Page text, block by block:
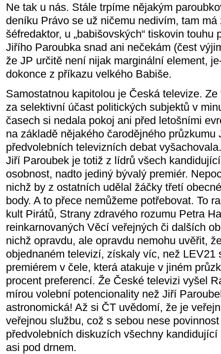
Ne tak u nás. Stále trpíme nějakým
deníku Právo se už ničemu nedivím, tam
šéfredaktor, u „babišovských“ tiskovin touhu
Jiřího Paroubka snad ani nečekám (čest
že JP určitě není nijak marginální element,
dokonce z příkazu velkého Babiše.
Samostatnou kapitolou je Česká televize.
za selektivní účast politických subjektů v
časech si nedala pokoj ani před letošními
na základě nějakého čarodějného průzkumu
předvolebních televizních debat
Jiří Paroubek je totiž z lídrů všech
osobnost, nadto jediný bývalý premiér.
nichž by z ostatních udělal žáčky třetí
body. A to přece nemůžeme potřebovat. To
kult Pirátů, Strany zdravého rozumu Petra
reinkarnovaných Věcí veřejných či dalších
nichž opravdu, ale opravdu nemohu uvěřit,
objednaném televizí, získaly víc, než LEV21
premiérem v čele, která atakuje v jiném
procent preferencí. Že České televizi vyšel
mírou volební potencionality než Jiří
astronomická! Až si ČT uvědomí, že je
veřejnou službu, což s sebou nese
předvolebních diskuzích všechny kandidující
asi pod drnem.